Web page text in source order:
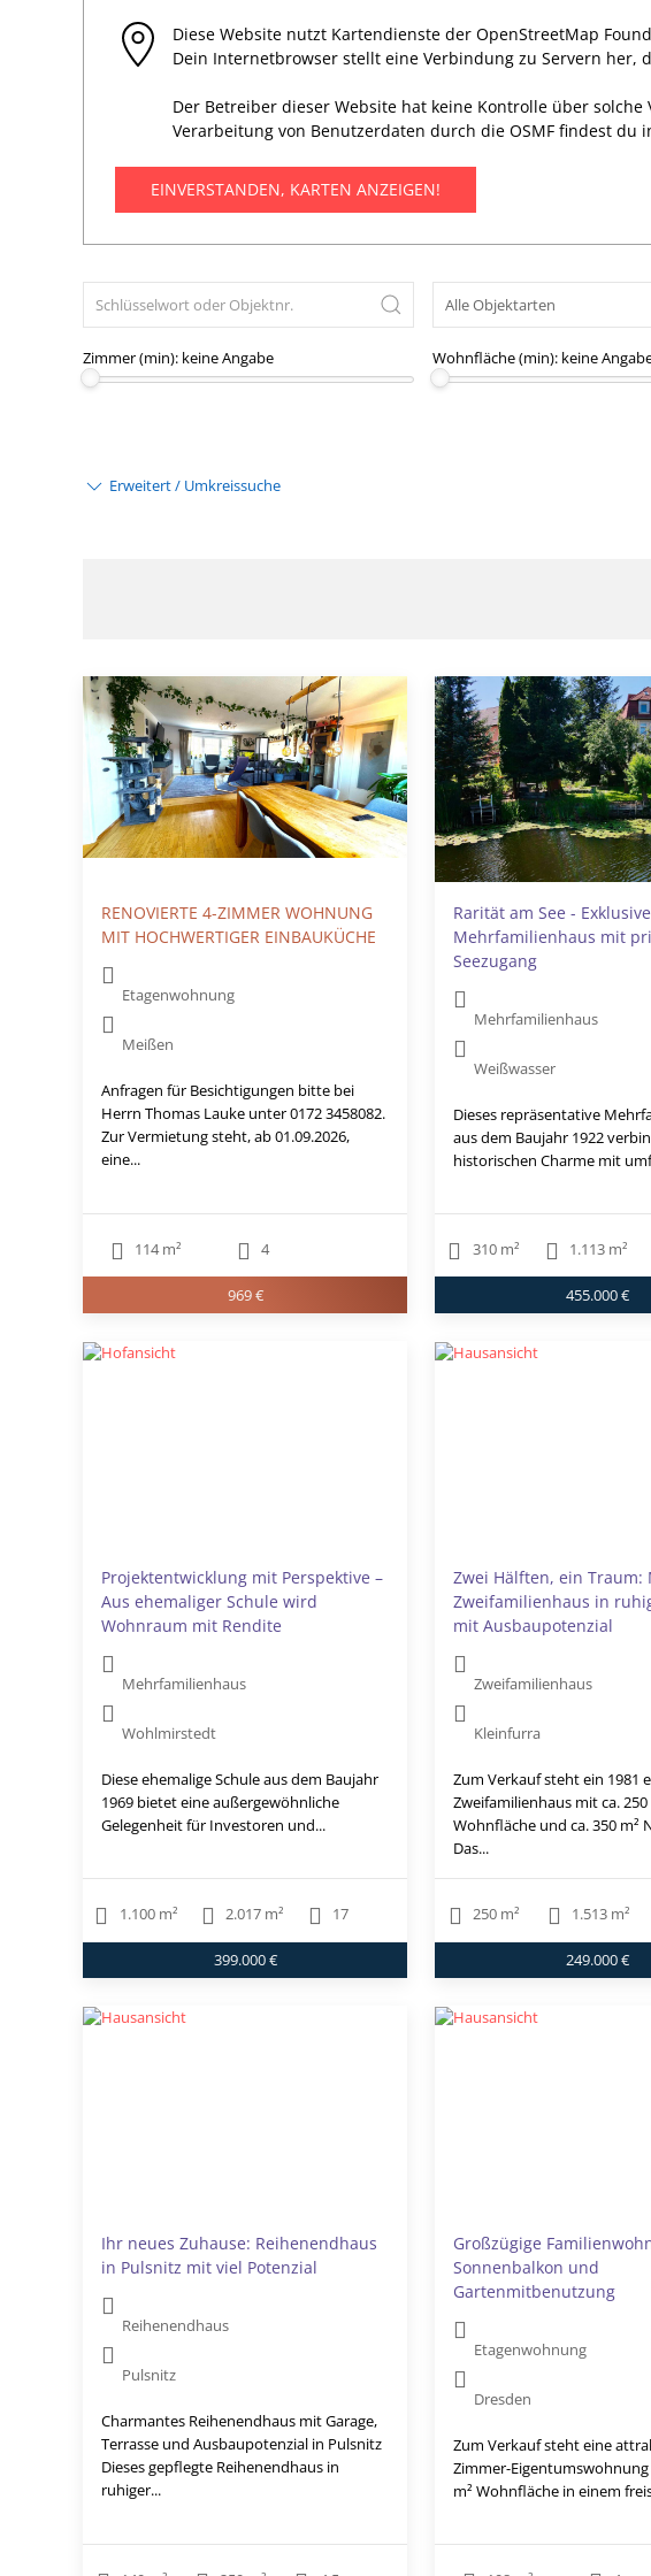
Diese Website nutzt Kartendienste der OpenStreetMap
Dein Internetbrowser stellt eine Verbindung zu Servern her,
Der Betreiber dieser Website hat keine Kontrolle über
Verarbeitung von Benutzerdaten durch die OSMF findest du
EINVERSTANDEN, KARTEN ANZEIGEN!
Zimmer (min): keine Angabe Wohnfläche (min): keine
Erweitert / Umkreissuche
RENOVIERTE 4-ZIMMER WOHNUNG
MIT HOCHWERTIGER EINBAUKÜCHE
Etagenwohnung
Meißen
Anfragen für Besichtigungen bitte bei
Herrn Thomas Lauke unter 0172 3458082.
Zur Vermietung steht, ab 01.09.2026,
eine...
114 m² 4
969 €
Rarität am See -
Mehrfamilienhaus mit
Seezugang
Mehrfamilienhaus
Weißwasser
Dieses repräsentative
aus dem Baujahr 1922
historischen Charme mit
310 m² 1.113 m²
455.000 €
Projektentwicklung mit Perspektive –
Aus ehemaliger Schule wird
Wohnraum mit Rendite
Mehrfamilienhaus
Wohlmirstedt
Diese ehemalige Schule aus dem Baujahr
1969 bietet eine außergewöhnliche
Gelegenheit für Investoren und...
1.100 m² 2.017 m² 17
399.000 €
Zwei Hälften, ein Traum:
Zweifamilienhaus in
mit Ausbaupotenzial
Zweifamilienhaus
Kleinfurra
Zum Verkauf steht ein 1981
Zweifamilienhaus mit ca. 250
Wohnfläche und ca. 350 m²
Das...
250 m² 1.513 m²
249.000 €
Ihr neues Zuhause: Reihenendhaus
in Pulsnitz mit viel Potenzial
Reihenendhaus
Pulsnitz
Charmantes Reihenendhaus mit Garage,
Terrasse und Ausbaupotenzial in Pulsnitz
Dieses gepflegte Reihenendhaus in
ruhiger...
Großzügige
Sonnenbalkon und
Gartenmitbenutzung
Etagenwohnung
Dresden
Zum Verkauf steht eine
Zimmer-Eigentumswohnung
m² Wohnfläche in einem